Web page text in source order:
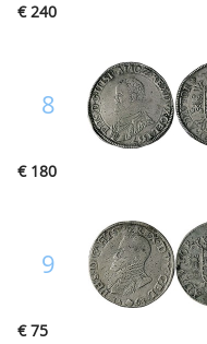
€ 240
8
€ 180
9
€ 75